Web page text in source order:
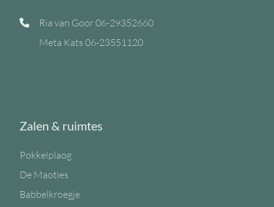
Ria van Goor06-29352660
Meta Kats 06-23551120
Zalen & ruimtes
Pokkelplaog
De Maoties
Babbelkroegje